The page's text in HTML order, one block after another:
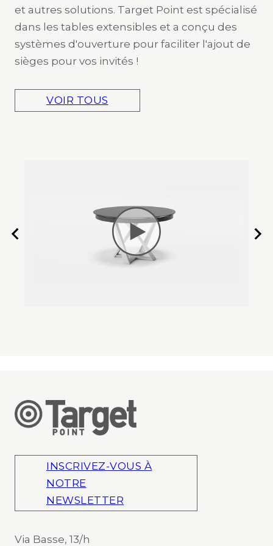
et autres solutions. Target Point est spécialisé
dans les tables extensibles et a conçu des
systèmes d'ouverture pour faciliter l'ajout de
sièges pour vos invités !
VOIR TOUS
INSCRIVEZ-VOUS À
NOTRE
NEWSLETTER
Via Basse, 13/h